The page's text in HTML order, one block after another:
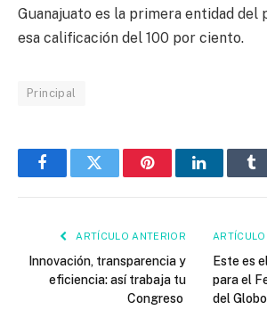
Guanajuato es la primera entidad del
esa calificación del 100 por ciento.
Principal
FacebookTwitter PinterestLinkedIn
ARTÍCULO ANTERIOR
Innovación, transparencia y
eficiencia: así trabaja tu
Congreso
Este es
para el
del